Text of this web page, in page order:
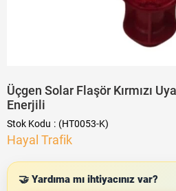
Üçgen Solar Flaşör Kırmızı
Enerjili
Stok Kodu (HT0053-K)
Hayal Trafik
🤝 Yardıma mı ihtiyacınız var?